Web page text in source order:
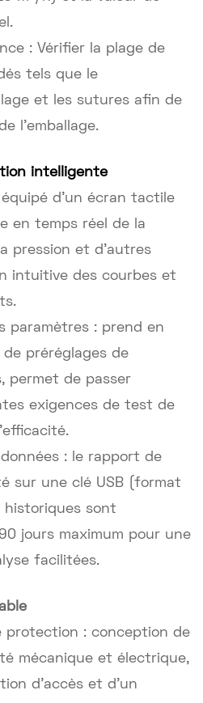
: Vérifier la plage de
tels que le
et les sutures afin de
l'emballage.
intelligente
d'un écran tactile
en temps réel de la
pression et d'autres
intuitive des courbes et
paramètres : prend en
préréglages de
permet de passer
exigences de test de
: le rapport de
sur une clé USB (format
historiques sont
jours maximum pour une
facilitées.
protection : conception de
mécanique et électrique,
d'accès et d'un